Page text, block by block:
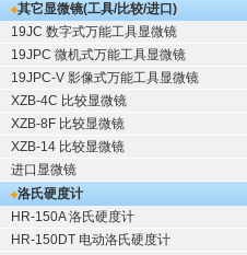
其它显微镜(工具/比较/进口)
19JC 数字式万能工具显微镜
19JPC 微机式万能工具显微镜
19JPC-V 影像式万能工具显微镜
XZB-4C 比较显微镜
XZB-8F 比较显微镜
XZB-14 比较显微镜
进口显微镜
洛氏硬度计
HR-150A 洛氏硬度计
HR-150DT 电动洛氏硬度计